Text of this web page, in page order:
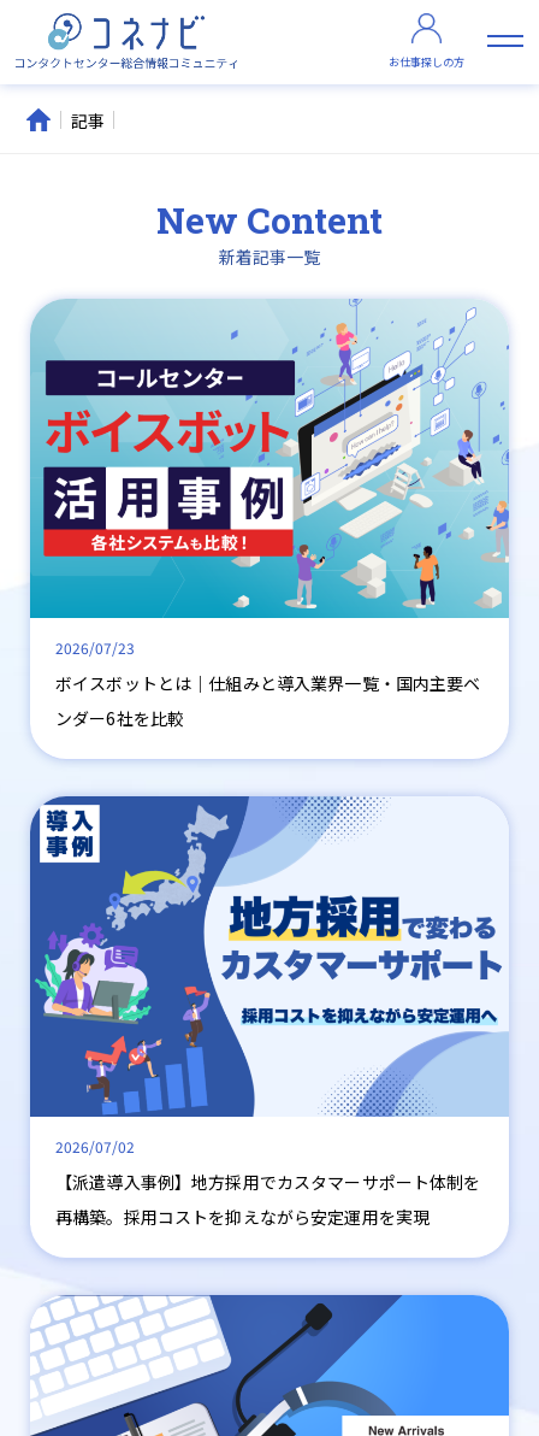
お仕事探しの方
記事
New Content
新着記事一覧
2026/07/23
ボイスボットとは｜仕組みと導入業界一覧・国内主要ベ
ンダー6社を比較
2026/07/02
【派遣導入事例】地方採用でカスタマーサポート体制を
再構築。採用コストを抑えながら安定運用を実現